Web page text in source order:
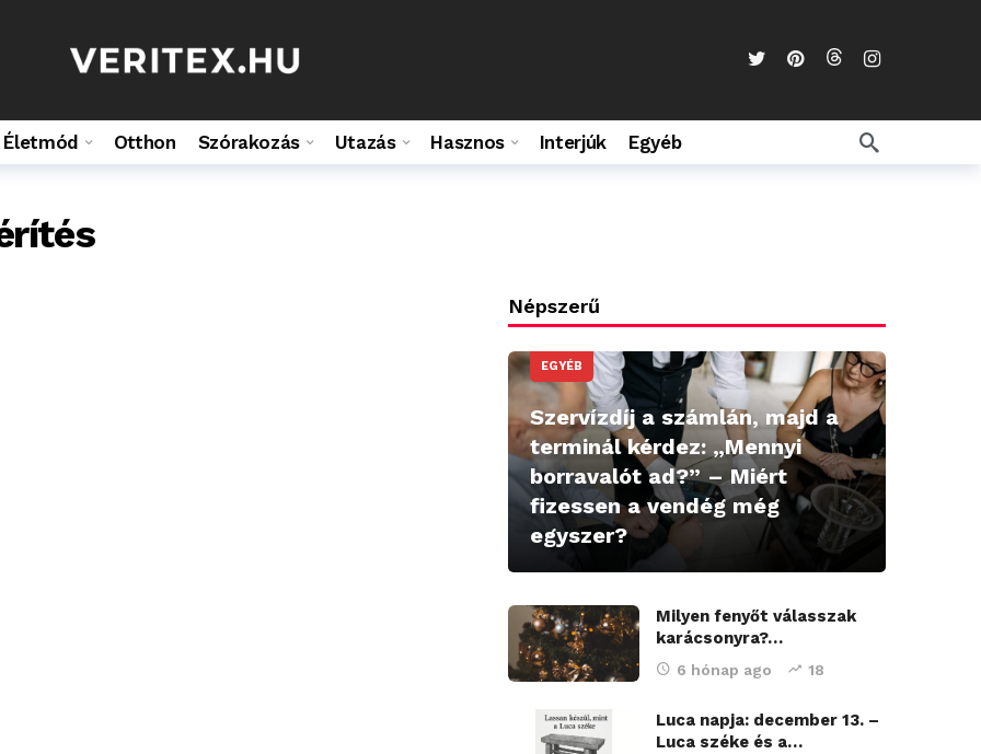
Életmód Otthon Szórakozás Utazás Hasznos Interjúk Egyéb
Népszerű
EGYÉB
Szervízdíj a számlán, majd a
terminál kérdez: „Mennyi
borravalót ad?” – Miért
fizessen a vendég még
egyszer?
Milyen fenyőt válasszak
karácsonyra?…
6 hónap ago 18
Luca napja: december 13. –
Luca széke és a…